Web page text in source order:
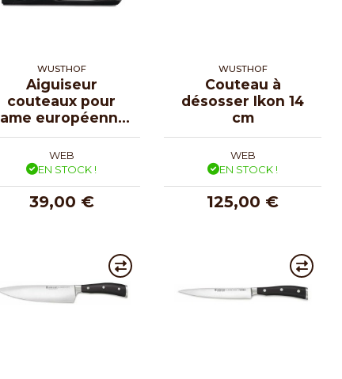
WUSTHOF
Aiguiseur
couteaux pour
européenne
et japonaise
WEB
EN STOCK !
39,00 €
WUSTHOF
Couteau à
désosser Ikon 14
cm
WEB
EN STOCK !
125,00 €